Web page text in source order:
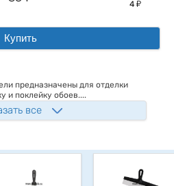
4 у
Купить
предназначены для отделки
и поклейку обоев....
все